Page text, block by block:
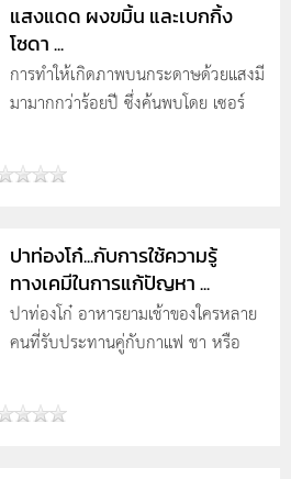
แสงแดด ผงขมิ้น และเบกกิ้ง
โซดา ...
การทำให้เกิดภาพบนกระดาษด้วยแสงมี
มามากกว่าร้อยปี ซึ่งค้นพบโดย เซอร์
ปาท่องโก๋...กับการใช้ความรู้
ทางเคมีในการแก้ปัญหา ...
ปาท่องโก๋ อาหารยามเช้าของใครหลาย
คนที่รับประทานคู่กับกาแฟ ชา หรือ